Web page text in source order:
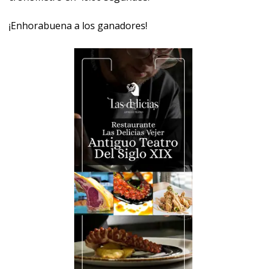
¡Enhorabuena a los ganadores!